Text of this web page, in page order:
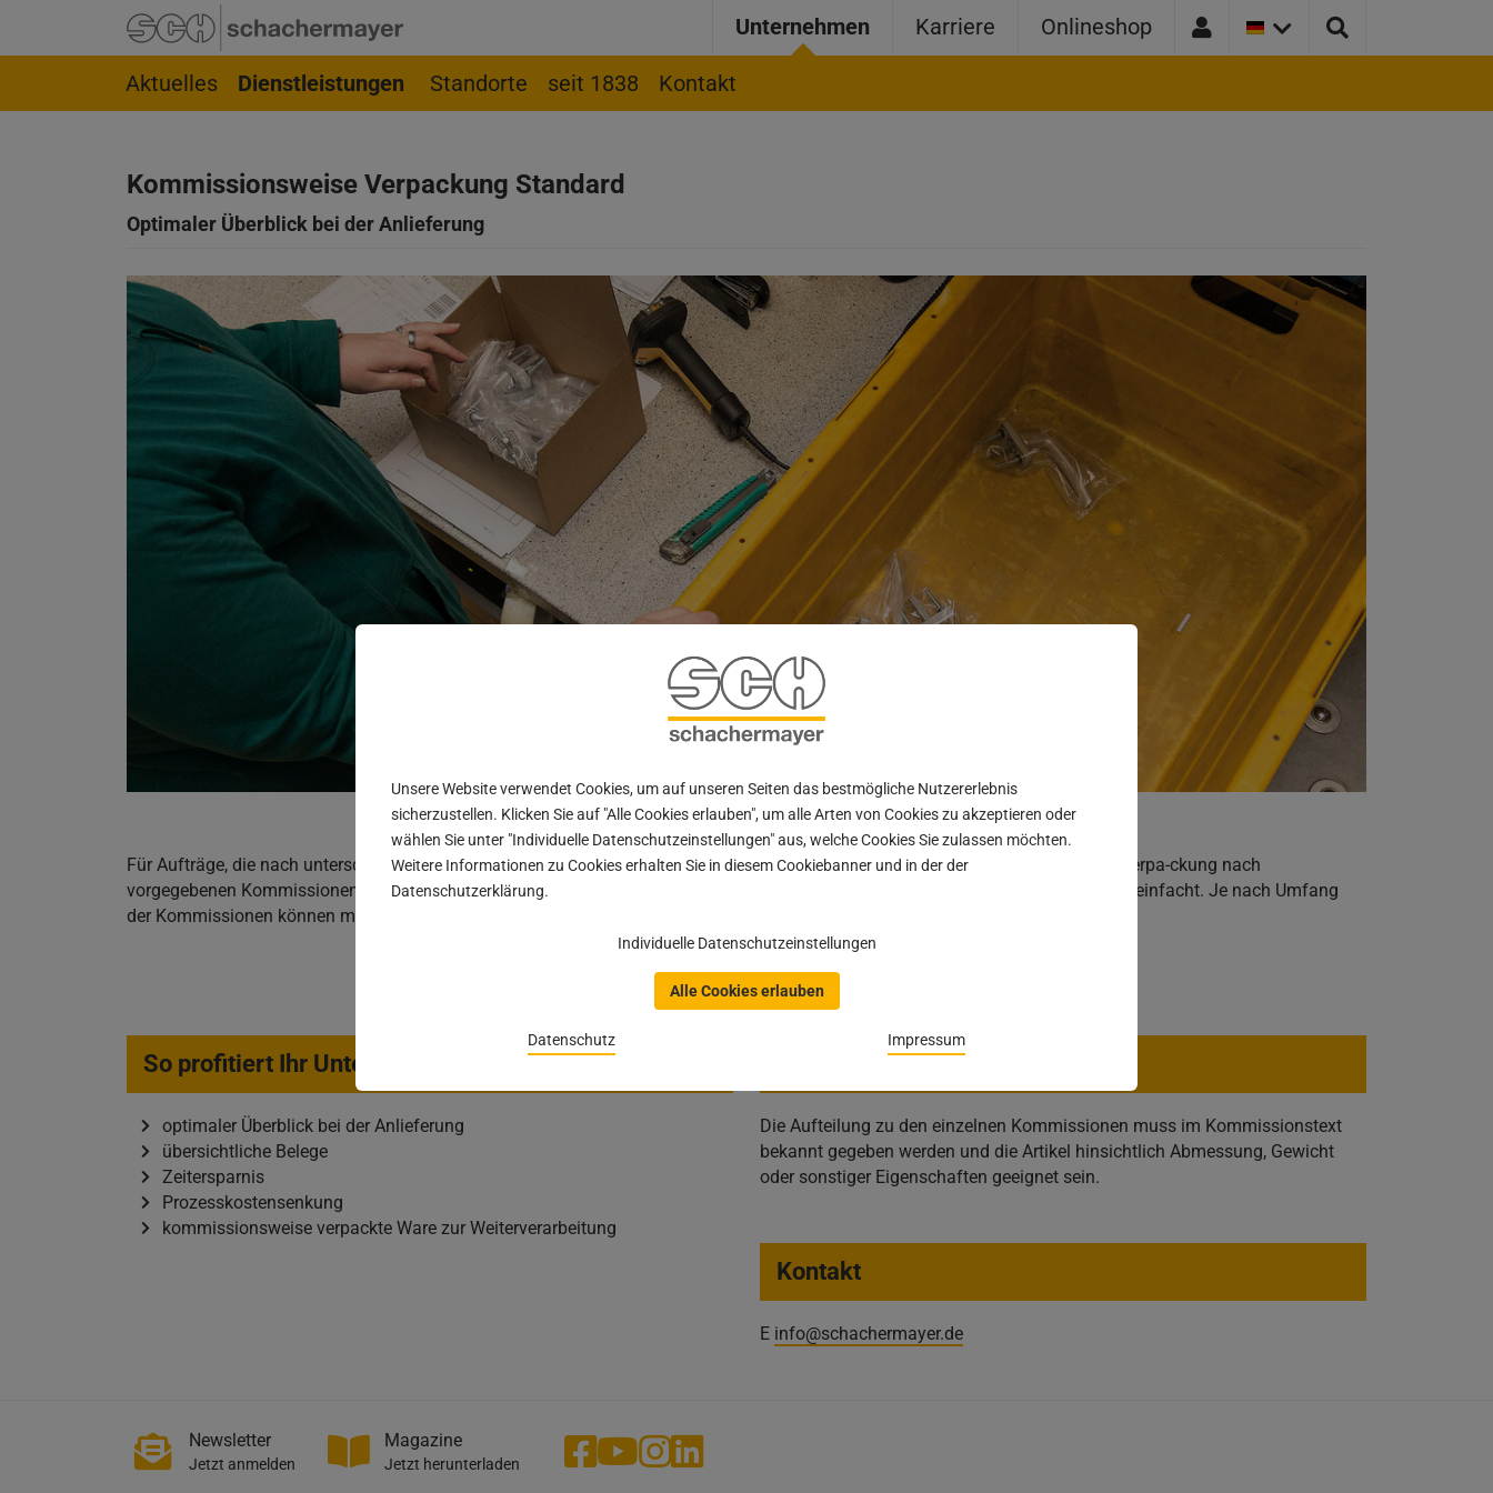
Unsere Website verwendet Cookies, um auf unseren Seiten das bestmögliche Nutzererlebnis
sicherzustellen. Klicken Sie auf "Alle Cookies erlauben", um alle Arten von Cookies zu akzeptieren oder
wählen Sie unter "Individuelle Datenschutzeinstellungen" aus, welche Cookies Sie zulassen möchten.
Weitere Informationen zu Cookies erhalten Sie in diesem Cookiebanner und in der der
Datenschutzerklärung.
Individuelle Datenschutzeinstellungen
Alle Cookies erlauben
Datenschutz Impressum
Springe zur Navigation
Springe zur Suchseite
Springe zum Hauptinhalt
Springe zum Footer
Unternehmen Karriere Onlineshop
LÄNDER
VERSION:
Kontakt
Aktuelles Dienstleistungen Standorte seit 1838 Kontakt
Kommissionsweise Verpackung Standard
Optimaler Überblick bei der Anlieferung
Für Aufträge, die nach unterschiedlichen Kommissionen geordnet angeliefert werden sollen, bieten wir Ihnen die Aufteilung und Verpa-ckung nach
vorgegebenen Kommissionen. Ein praktisches Service, das für Übersicht sorgt und die weiteren Abläufe in Ihrem Unternehmen vereinfacht. Je nach Umfang
der Kommissionen können mehrere Packstücke pro Kommission anfallen.
So profitiert Ihr Unternehmen
optimaler Überblick bei der Anlieferung
übersichtliche Belege
Zeitersparnis
Prozesskostensenkung
kommissionsweise verpackte Ware zur Weiterverarbeitung
Voraussetzungen
Die Aufteilung zu den einzelnen Kommissionen muss im Kommissionstext
bekannt gegeben werden und die Artikel hinsichtlich Abmessung, Gewicht
oder sonstiger Eigenschaften geeignet sein.
Kontakt
E info@schachermayer.de
Newsletter
Jetzt anmelden
Magazine
Jetzt herunterladen